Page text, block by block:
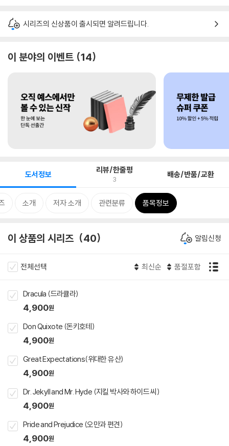
시리즈의 신상품이 출시되면 알려드립니다.
이 분야의 이벤트 14
도서정보 리뷰/한줄평
3 배송/반품/교환
소개 저자 소개 관련분류 품목정보
이 상품의 시리즈 40 알림신청
전체선택 최신순 품절포함
Dracula (드라큘라)
4,900원
Don Quixote (돈키호테)
4,900원
Great Expectations(위대한 유산)
4,900원
Dr. Jekyll and Mr. Hyde (지킬 박사와 하이드 씨)
4,900원
Pride and Prejudice (오만과 편견)
4,900원